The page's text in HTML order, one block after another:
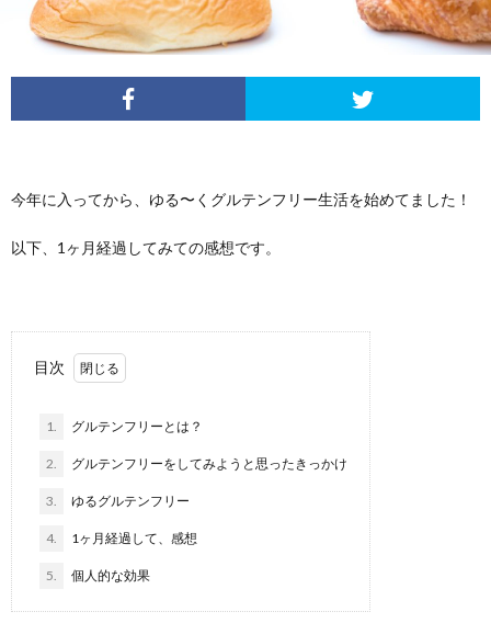
今年に入ってから、ゆる〜くグルテンフリー生活を始めてました！
以下、1ヶ月経過してみての感想です。
目次
1. グルテンフリーとは？
2. グルテンフリーをしてみようと思ったきっかけ
3. ゆるグルテンフリー
4. 1ヶ月経過して、感想
5. 個人的な効果